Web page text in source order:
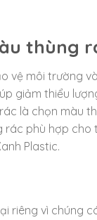
thùng
vệ môi trường
giảm thiểu
là chọn màu
rác phù hợp cho
Plastic.
riêng vì chúng